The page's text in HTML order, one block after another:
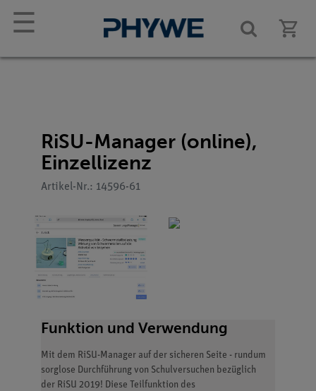
☰
RiSU-Manager (online),
Einzellizenz
Artikel-Nr.: 14596-61
Funktion und Verwendung
Mit dem RiSU-Manager auf der sicheren Seite - rundum
sorglose Durchführung von Schulversuchen bezüglich
der RiSU 2019! Diese Teilfunktion des